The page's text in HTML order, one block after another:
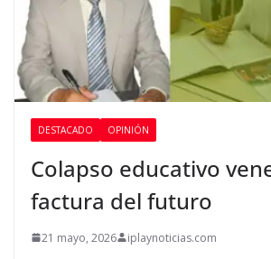
DESTACADO OPINIÓN
Colapso educativo
factura del futuro
21 mayo, 2026 iplaynoticias.com